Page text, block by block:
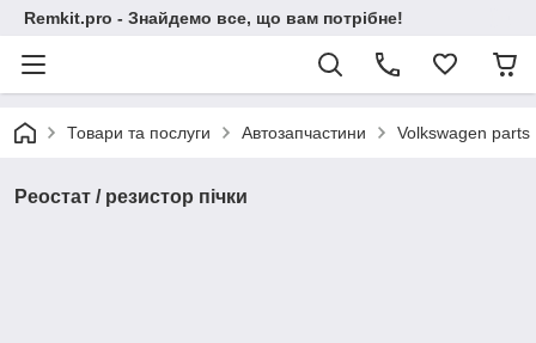
Remkit.pro - Знайдемо все, що вам потрібне!
Товари та послуги Автозапчастини Volkswagen parts
Реостат / резистор пічки